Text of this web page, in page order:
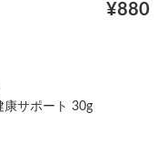
¥880
康サポート 30g